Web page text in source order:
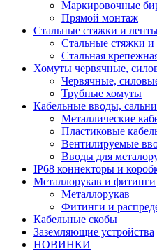
Маркировочные
Прямой монтаж
Стальные стяжки и
Стальные стяжки и
Стальная
Хомуты червячные,
Червячные,
Трубные хомуты
Кабельные вводы,
Металлические
Пластиковые
Вентилируемые
Вводы для
IP68 коннекторы и
Металлорукав и фитинги
Металлорукав
Фитинги и
Кабельные скобы
Заземляющие устройства
НОВИНКИ